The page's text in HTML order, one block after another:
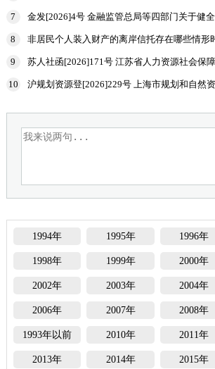
7
金发[2026]4号 金融监管总局等四部门关于健
8
非居民个人装入财产的离岸信托存在哪些情形
规定申报
9
苏人社函[2026]171号 江苏省人力资源社会保
10
沪规划资源登[2026]229号 上海市规划和自然
置
1994年 1995年 1996年
1998年 1999年 2000年
2002年 2003年 2004年
2006年 2007年 2008年
1993年以前 2010年 2011年
2013年 2014年 2015年